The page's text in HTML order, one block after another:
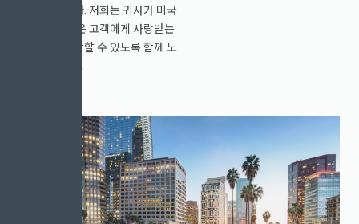
원할 것입니다. 저희는 귀사가 미국
내에서 더 많은 고객에게 사랑받는
브랜드로 성장할 수 있도록 함께 노
력하겠습니다.